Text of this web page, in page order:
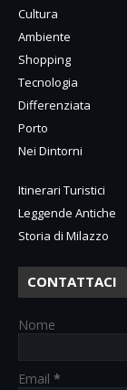
Cultura
Ambiente
Shopping
Tecnologia
Differenziata
Porto
Nei Dintorni
Itinerari Turistici
Leggende Antiche
Storia di Milazzo
CONTATTACI
Nome
Email *